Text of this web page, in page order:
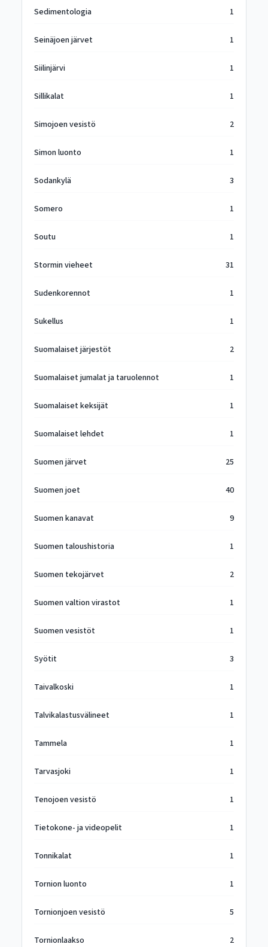
Sedimentologia 1
Seinäjoen järvet 1
Siilinjärvi 1
Sillikalat 1
Simojoen vesistö 2
Simon luonto 1
Sodankylä 3
Somero 1
Soutu 1
Stormin vieheet 31
Sudenkorennot 1
Sukellus 1
Suomalaiset järjestöt 2
Suomalaiset jumalat ja taruolennot 1
Suomalaiset keksijät 1
Suomalaiset lehdet 1
Suomen järvet 25
Suomen joet 40
Suomen kanavat 9
Suomen taloushistoria 1
Suomen tekojärvet 2
Suomen valtion virastot 1
Suomen vesistöt 1
Syötit 3
Taivalkoski 1
Talvikalastusvälineet 1
Tammela 1
Tarvasjoki 1
Tenojoen vesistö 1
Tietokone- ja videopelit 1
Tonnikalat 1
Tornion luonto 1
Tornionjoen vesistö 5
Tornionlaakso 2